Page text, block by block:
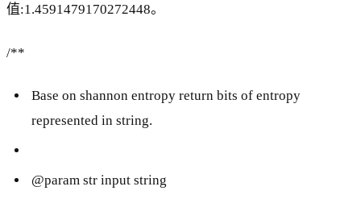
值:1.4591479170272448。
/**
Base on shannon entropy return bits of entropy
represented in string.
@param str input string